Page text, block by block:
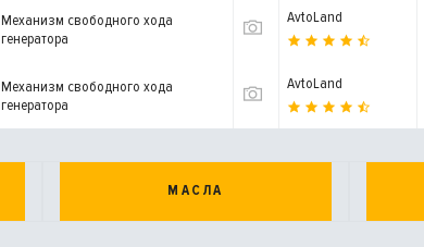
Механизм свободного хода
генератора
AvtoLand
Механизм свободного хода
генератора
AvtoLand
МАСЛА